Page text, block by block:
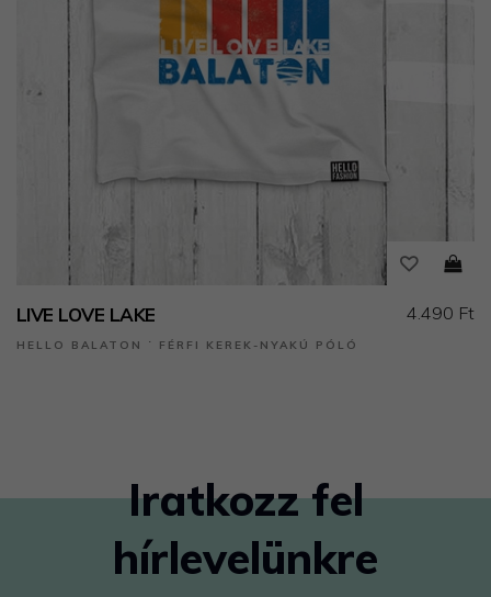
LIVE LOVE LAKE
HELLO BALATON ˙ FÉRFI KEREK-NYAKÚ PÓLÓ
4.490 Ft
Iratkozz fel
hírlevelünkre